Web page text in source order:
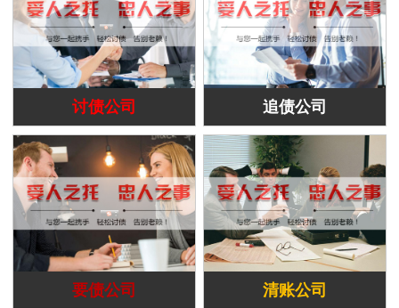
讨债公司 追债公司
要债公司 清账公司